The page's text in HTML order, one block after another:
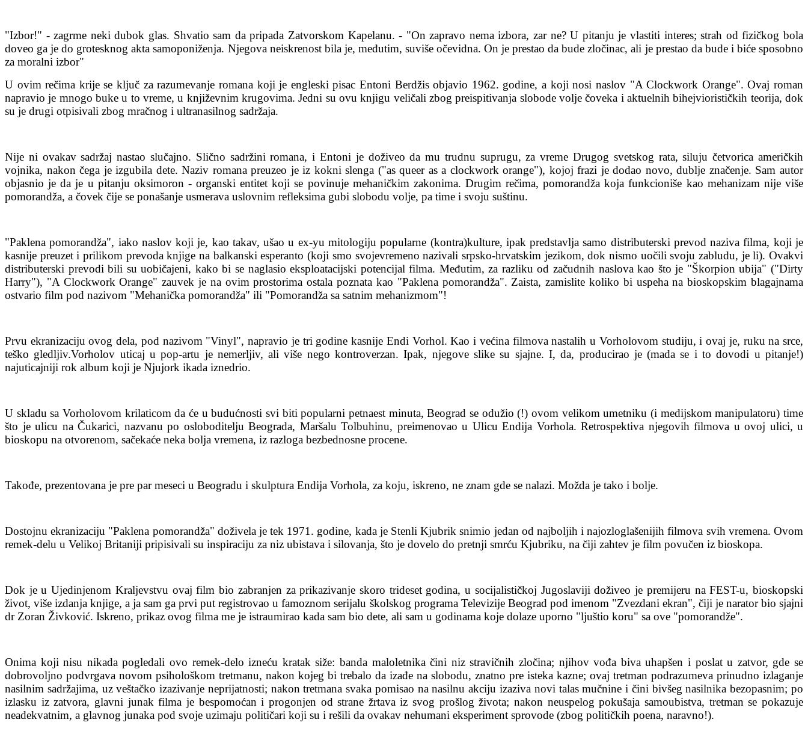
"Izbor!" - zagrme neki dubok glas. Shvatio sam da pripada Zatvorskom Kapelanu. - "On zapravo nema izbora, zar ne? U pitanju je vlastiti interes; strah od fizičkog bola
doveo ga je do grotesknog akta samoponiženja. Njegova neiskrenost bila je, međutim, suviše očevidna. On je prestao da bude zločinac, ali je prestao da bude i biće sposobno
za moralni izbor"
U ovim rečima krije se ključ za razumevanje romana koji je engleski pisac Entoni Berdžis objavio 1962. godine, a koji nosi naslov "A Clockwork Orange". Ovaj roman
napravio je mnogo buke u to vreme, u književnim krugovima. Jedni su ovu knjigu veličali zbog preispitivanja slobode volje čoveka i aktuelnih bihejviorističkih teorija, dok
su je drugi otpisivali zbog mračnog i ultranasilnog sadržaja.
Nije ni ovakav sadržaj nastao slučajno. Slično sadržini romana, i Entoni je doživeo da mu trudnu suprugu, za vreme Drugog svetskog rata, siluju četvorica američkih
vojnika, nakon čega je izgubila dete. Naziv romana preuzeo je iz kokni slenga ("as queer as a clockwork orange"), kojoj frazi je dodao novo, dublje značenje. Sam autor
objasnio je da je u pitanju oksimoron - organski entitet koji se povinuje mehaničkim zakonima. Drugim rečima, pomorandža koja funkcioniše kao mehanizam nije više
pomorandža, a čovek čije se ponašanje usmerava uslovnim refleksima gubi slobodu volje, pa time i svoju suštinu.
"Paklena pomorandža", iako naslov koji je, kao takav, ušao u ex-yu mitologiju popularne (kontra)kulture, ipak predstavlja samo distributerski prevod naziva filma, koji je
kasnije preuzet i prilikom prevoda knjige na balkanski esperanto (koji smo svojevremeno nazivali srpsko-hrvatskim jezikom, dok nismo uočili svoju zabludu, je li). Ovakvi
distributerski prevodi bili su uobičajeni, kako bi se naglasio eksploatacijski potencijal filma. Međutim, za razliku od začudnih naslova kao što je "Škorpion ubija" ("Dirty
Harry"), "A Clockwork Orange" zauvek je na ovim prostorima ostala poznata kao "Paklena pomorandža". Zaista, zamislite koliko bi uspeha na bioskopskim blagajnama
ostvario film pod nazivom "Mehanička pomorandža" ili "Pomorandža sa satnim mehanizmom"!
Prvu ekranizaciju ovog dela, pod nazivom "Vinyl", napravio je tri godine kasnije Endi Vorhol. Kao i većina filmova nastalih u Vorholovom studiju, i ovaj je, ruku na srce,
teško gledljiv.Vorholov uticaj u pop-artu je nemerljiv, ali više nego kontroverzan. Ipak, njegove slike su sjajne. I, da, producirao je (mada se i to dovodi u pitanje!)
najuticajniji rok album koji je Njujork ikada iznedrio.
U skladu sa Vorholovom krilaticom da će u budućnosti svi biti popularni petnaest minuta, Beograd se odužio (!) ovom velikom umetniku (i medijskom manipulatoru) time
što je ulicu na Čukarici, nazvanu po osloboditelju Beograda, Maršalu Tolbuhinu, preimenovao u Ulicu Endija Vorhola. Retrospektiva njegovih filmova u ovoj ulici, u
bioskopu na otvorenom, sačekaće neka bolja vremena, iz razloga bezbednosne procene.
Takođe, prezentovana je pre par meseci u Beogradu i skulptura Endija Vorhola, za koju, iskreno, ne znam gde se nalazi. Možda je tako i bolje.
Dostojnu ekranizaciju "Paklena pomorandža" doživela je tek 1971. godine, kada je Stenli Kjubrik snimio jedan od najboljih i najozloglašenijih filmova svih vremena. Ovom
remek-delu u Velikoj Britaniji pripisivali su inspiraciju za niz ubistava i silovanja, što je dovelo do pretnji smrću Kjubriku, na čiji zahtev je film povučen iz bioskopa.
Dok je u Ujedinjenom Kraljevstvu ovaj film bio zabranjen za prikazivanje skoro trideset godina, u socijalističkoj Jugoslaviji doživeo je premijeru na FEST-u, bioskopski
život, više izdanja knjige, a ja sam ga prvi put registrovao u famoznom serijalu školskog programa Televizije Beograd pod imenom "Zvezdani ekran", čiji je narator bio sjajni
dr Zoran Živković. Iskreno, prikaz ovog filma me je istraumirao kada sam bio dete, ali sam u godinama koje dolaze uporno "ljuštio koru" sa ove "pomorandže".
Onima koji nisu nikada pogledali ovo remek-delo izneću kratak siže: banda maloletnika čini niz stravičnih zločina; njihov vođa biva uhapšen i poslat u zatvor, gde se
dobrovoljno podvrgava novom psihološkom tretmanu, nakon kojeg bi trebalo da izađe na slobodu, znatno pre isteka kazne; ovaj tretman podrazumeva prinudno izlaganje
nasilnim sadržajima, uz veštačko izazivanje neprijatnosti; nakon tretmana svaka pomisao na nasilnu akciju izaziva novi talas mučnine i čini bivšeg nasilnika bezopasnim; po
izlasku iz zatvora, glavni junak filma je bespomoćan i progonjen od strane žrtava iz svog prošlog života; nakon neuspelog pokušaja samoubistva, tretman se pokazuje
neadekvatnim, a glavnog junaka pod svoje uzimaju političari koji su i rešili da ovakav nehumani eksperiment sprovode (zbog političkih poena, naravno!).